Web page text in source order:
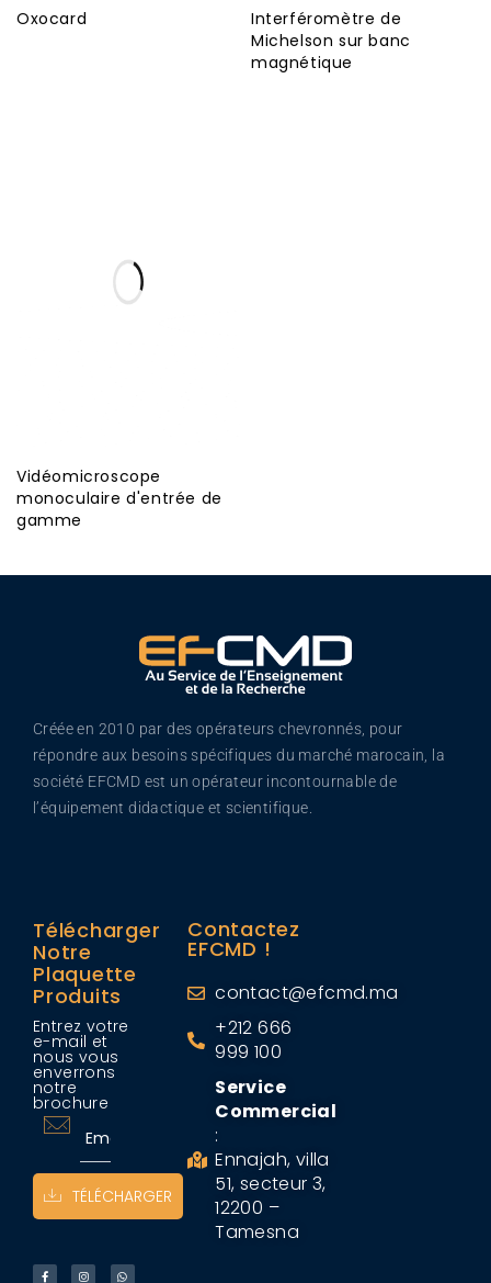
Oxocard
Interféromètre de
Michelson sur banc
magnétique
Vidéomicroscope
monoculaire d'entrée de
gamme
Créée en 2010 par des opérateurs chevronnés, pour
répondre aux besoins spécifiques du marché marocain, la
société EFCMD est un opérateur incontournable de
l’équipement didactique et scientifique.
Télécharger
Notre
Plaquette
Produits
Entrez votre
e-mail et
nous vous
enverrons
notre
brochure
TÉLÉCHARGER
Contactez
EFCMD !
contact@efcmd.ma
+212 666
999 100
Service
Commercial
:
Ennajah, villa
51, secteur 3,
12200 –
Tamesna